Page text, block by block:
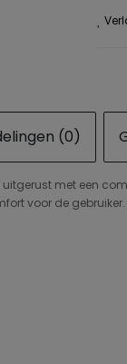
(0)
met een
voor de